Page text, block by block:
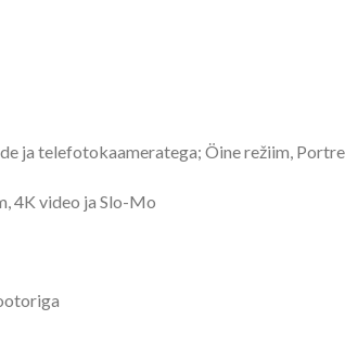
ja telefotokaameratega; Öine režiim,
4K video ja Slo-Mo